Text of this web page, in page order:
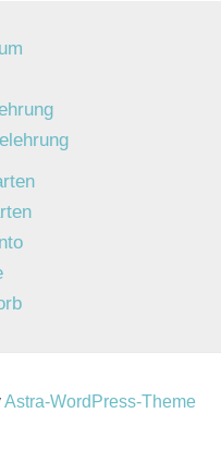
Astra-WordPress-Theme